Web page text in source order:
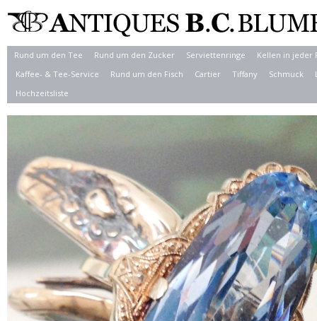
Rund um den Tee Rund um den Zucker Serviettenringe
Kellen in jeder
Kaffee- & Tee-Service
Rund um den Fisch Cartier Tiffany Schmuck
Hochzeitsliste